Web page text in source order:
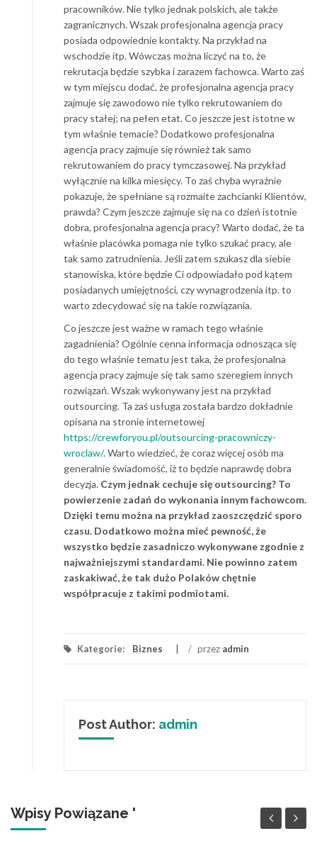
pracowników. Nie tylko jednak polskich, ale także
zagranicznych. Wszak profesjonalna agencja pracy
posiada odpowiednie kontakty. Na przykład na
wschodzie itp. Wówczas można liczyć na to, że
rekrutacja będzie szybka i zarazem fachowca. Warto zaś
w tym miejscu dodać, że profesjonalna agencja pracy
zajmuje się zawodowo nie tylko rekrutowaniem do
pracy stałej; na pełen etat. Co jeszcze jest istotne w
tym właśnie temacie? Dodatkowo profesjonalna
agencja pracy zajmuje się również tak samo
rekrutowaniem do pracy tymczasowej. Na przykład
wyłącznie na kilka miesięcy. To zaś chyba wyraźnie
pokazuje, że spełniane są rozmaite zachcianki Klientów,
prawda? Czym jeszcze zajmuje się na co dzień istotnie
dobra, profesjonalna agencja pracy? Warto dodać, że ta
właśnie placówka pomaga nie tylko szukać pracy, ale
tak samo zatrudnienia. Jeśli zatem szukasz dla siebie
stanowiska, które będzie Ci odpowiadało pod kątem
posiadanych umiejętności, czy wynagrodzenia itp. to
warto zdecydować się na takie rozwiązania.
Co jeszcze jest ważne w ramach tego właśnie
zagadnienia? Ogólnie cenna informacja odnosząca się
do tego właśnie tematu jest taka, że profesjonalna
agencja pracy zajmuje się tak samo szeregiem innych
rozwiązań. Wszak wykonywany jest na przykład
outsourcing. Ta zaś usługa została bardzo dokładnie
opisana na stronie internetowej
https://crewforyou.pl/outsourcing-pracowniczy-
wroclaw/. Warto wiedzieć, że coraz więcej osób ma
generalnie świadomość, iż to będzie naprawdę dobra
decyzja. Czym jednak cechuje się outsourcing? To
powierzenie zadań do wykonania innym fachowcom.
Dzięki temu można na przykład zaoszczędzić sporo
czasu. Dodatkowo można mieć pewność, że
wszystko będzie zasadniczo wykonywane zgodnie z
najważniejszymi standardami. Nie powinno zatem
zaskakiwać, że tak dużo Polaków chętnie
współpracuje z takimi podmiotami.
Kategorie: Biznes / przez admin
Post Author: admin
Wpisy Powiązane '